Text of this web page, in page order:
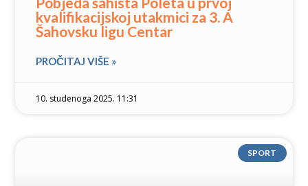
kvalifikacijskoj utakmici za 3. A
Šahovsku ligu Centar
PROČITAJ VIŠE »
10. studenoga 2025. 11:31
SPORT